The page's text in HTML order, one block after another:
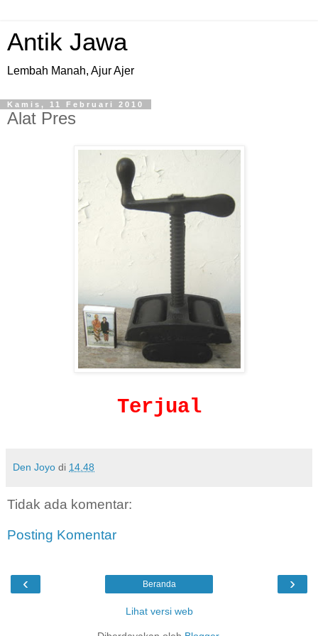
Antik Jawa
Lembah Manah, Ajur Ajer
Kamis, 11 Februari 2010
Alat Pres
Terjual
Den Joyo di 14.48
Tidak ada komentar:
Posting Komentar
‹ ›
Beranda
Lihat versi web